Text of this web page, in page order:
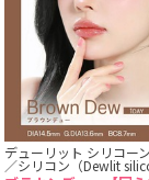
デューリット シリコー
／シリコン（Dewlit